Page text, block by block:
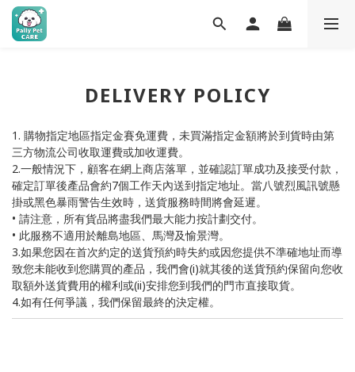
DELIVERY POLICY
1. 購物指定地區指定金賽免運費，未買滿指定金額將於到貨時由第
三方物流公司收取運費或加收運費。
2.一般情況下，顧客在網上商店落單，並確認訂單成功及接受付款，
確定訂單後產品會約7個工作天內送到指定地址。當八號烈風訊號懸
掛或黑色暴雨警告生效時，送貨服務時間將會延遲。
• 請注意，所有貨品將盡我們最大能力按計劃交付。
• 此服務不適用於離島地區、馬灣及愉景灣。
3.如果您因在首次約定的送貨預約時失約或因您提供不準確地址而導
致您未能收到您購買的產品，我們會(i)就其後的送貨預約保留向您收
取額外送貨費用的權利或(ii)安排您到我們的門市直接取貨。
4.如有任何爭議，我們保留最終的決定權。